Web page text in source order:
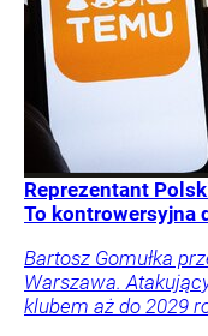
Reprezentant
To kontrowersyjna
Bartosz Gomułka
Warszawa.
klubem aż do 2029